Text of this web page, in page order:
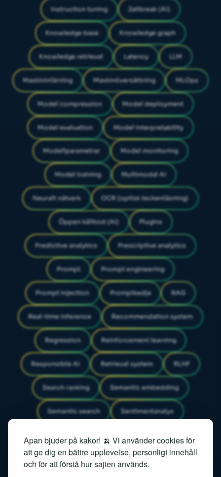
Apan bjuder på kakor! 🍌 Vi använder cookies för
att ge dig en bättre upplevelse, personligt innehåll
och för att förstå hur sajten används.
Instruction tuning Jailbreak (AI)
Knowledge base Knowledge graph
Knowledge retrieval Latency LLM
Maskininlärning Maskinöversättning MLOps
Model compression Model deployment
Model evaluation Model interpretability
Modellparametrar Model monitoring
Model training Multimodal AI
Neuralt nätverk OCR (optisk teckenläsning)
Öppen källkod (AI) Plugins
Predictive analytics Prescriptive analytics
Prompt Prompt engineering
Prompt injection Promptkedja RAG
Real-time inference Recommendation system
Regression Reinforcement learning
Responsible AI Retrieval system RLHF
Search ranking Semantic embedding
Semantic search Sentimentanalys
Speech-to-text